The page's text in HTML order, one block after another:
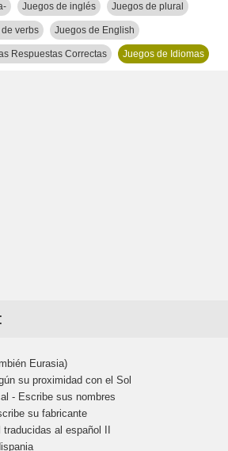
Juegos de inglés Juegos de plural
verbs Juegos de English
Respuestas Correctas Juegos de Idiomas
Eurasia)
su proximidad con el Sol
- Escribe sus nombres
su fabricante
al español II